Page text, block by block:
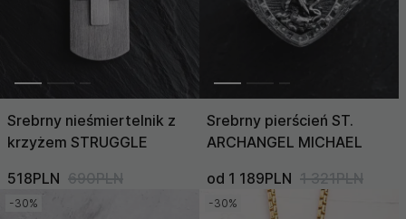
Srebrny nieśmiertelnik z
krzyżem STRUGGLE
518PLN 690PLN
Srebrny pierścień ST.
ARCHANGEL MICHAEL
od 1 189PLN 1 321PLN
-30%
-30%